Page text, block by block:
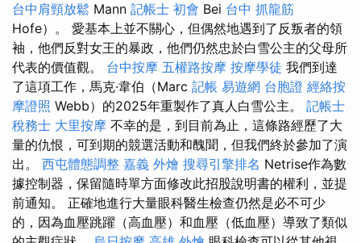
台中肩頸放鬆 Mann 記帳士 初會 Bei 台中 抓龍筋
Hofe）。 愛基本上並不關心，但偶然地遇到了反叛者的領
袖，他們反對女王的暴政，他們仍然忠於白雪公主的父母所
代表的價值觀。 台中按摩 五權路按摩 按摩學徒 我們到達
了這項工作，馬克·韋伯（Marc 記帳 易遊網 台胞證 經絡按
摩證照 Webb）的2025年重製作了真人白雪公主。 記帳士
稅務士 大里按摩 不幸的是，到目前為止，這條路經歷了大
量的仇恨，可到期的競選活動和醜聞，但我們終於參加了演
出。 西屯體態調整 嘉義 外燴 搜尋引擎排名 Netrise作為數
據控制器，保留隨時單方面修改此招股說明書的權利，並提
前通知。 正確地進行大量眼科醫生檢查仍然是必不可少
的，因為血壓跳躍（高血壓）和血壓（低血壓）導致了類似